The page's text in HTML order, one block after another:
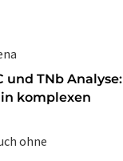
und TNb Analyse:
komplexen
ohne